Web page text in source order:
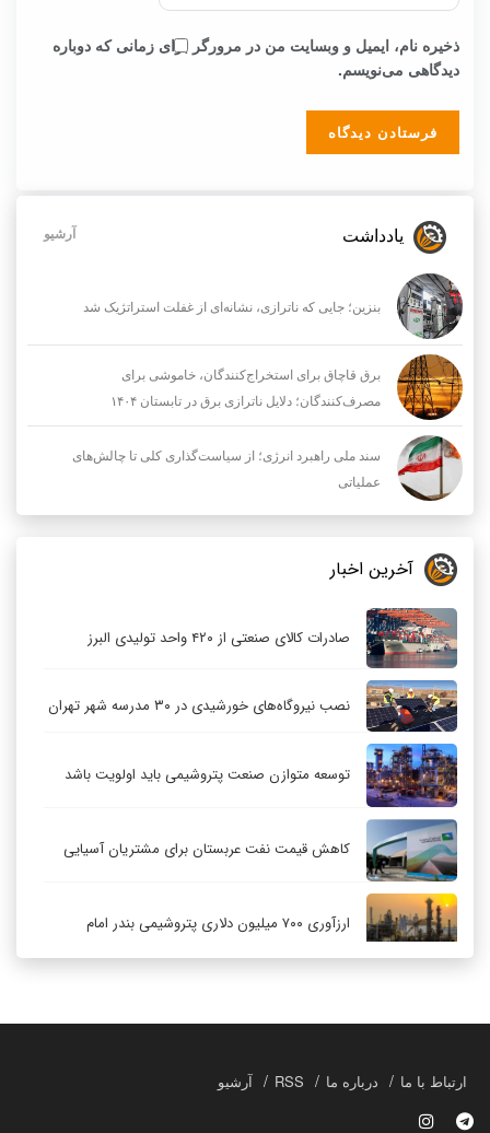
ذخیره نام، ایمیل و وبسایت من در مرورگر برای زمانی که دوباره
دیدگاهی می‌نویسم.
یادداشت آرشیو
بنزین؛ جایی که ناترازی، نشانه‌ای از غفلت استراتژیک شد
برق قاچاق برای استخراج‌کنندگان، خاموشی برای
مصرف‌کنندگان؛ دلایل ناترازی برق در تابستان ۱۴۰۴
سند ملی راهبرد انرژی؛ از سیاست‌گذاری کلی تا چالش‌های
عملیاتی
آخرین اخبار
صادرات کالای صنعتی از ۴۲۰ واحد تولیدی البرز
نصب نیروگاه‌های خورشیدی در ۳۰ مدرسه شهر تهران
توسعه متوازن صنعت پتروشیمی باید اولویت باشد
کاهش قیمت نفت عربستان برای مشتریان آسیایی
ارزآوری ۷۰۰ میلیون دلاری پتروشیمی بندر امام
ارتباط با ما درباره ما RSS آرشیو